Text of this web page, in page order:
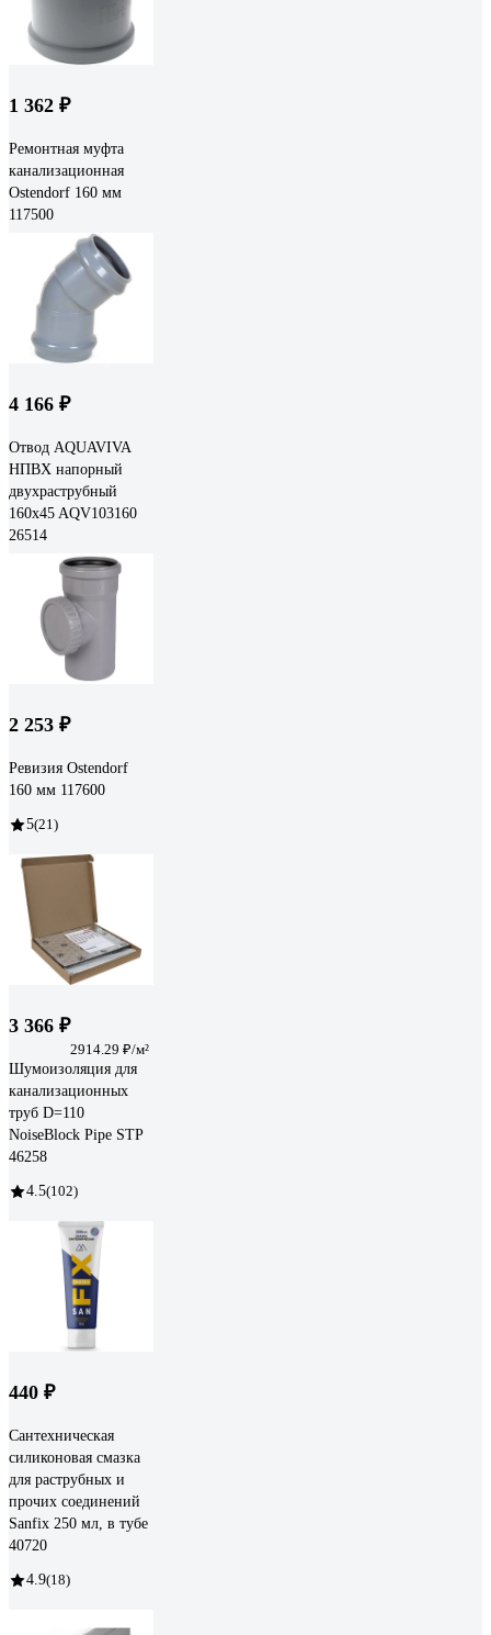
1 362 ₽
Ремонтная муфта
канализационная
Ostendorf 160 мм
117500
4 166 ₽
Отвод AQUAVIVA
НПВХ напорный
двухраструбный
160x45 AQV103160
26514
2 253 ₽
Ревизия Ostendorf
160 мм 117600
5(21)
3 366 ₽
2914.29 ₽/м²
Шумоизоляция для
канализационных
труб D=110
NoiseBlock Pipe STP
46258
4.5(102)
440 ₽
Сантехническая
силиконовая смазка
для раструбных и
прочих соединений
Sanfix 250 мл, в тубе
40720
4.9(18)